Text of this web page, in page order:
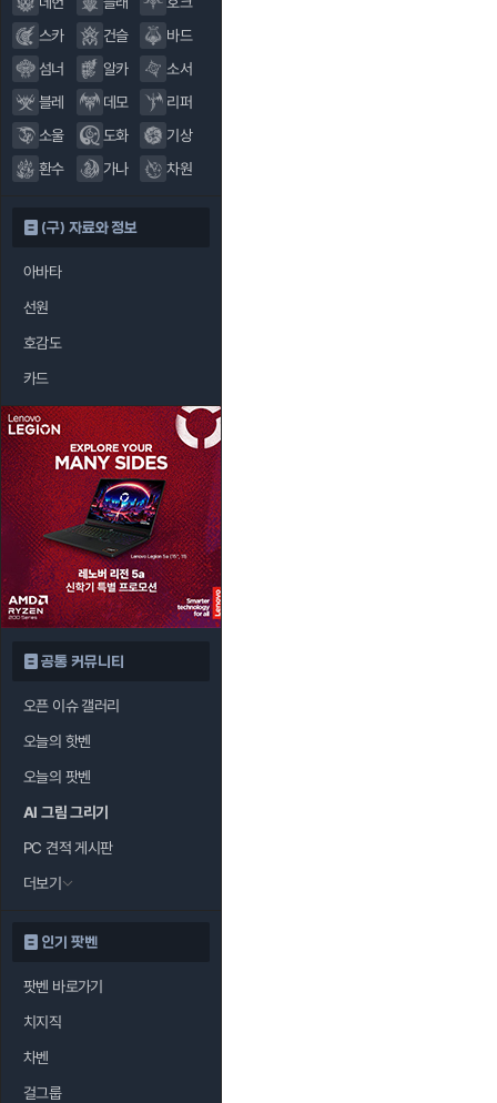
스카
건슬
바드
섬너
알카
소서
블레
데모
리퍼
소울
도화
기상
환수
가나 차원
(구) 자료와 정보
아바타
선원
호감도
카드
공통 커뮤니티
오픈 이슈 갤러리
오늘의 핫벤
오늘의 팟벤
AI 그림 그리기
PC 견적 게시판
더보기
인기 팟벤
팟벤 바로가기
치지직
차벤
걸그룹